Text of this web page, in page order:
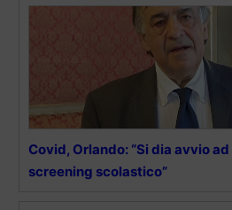
Covid, Orlando: “Si dia avvio
screening scolastico”